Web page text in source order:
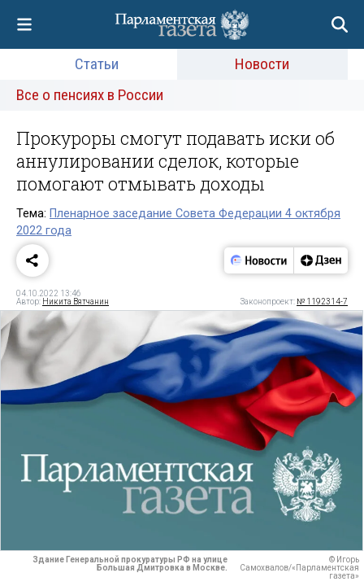
Статьи
Новости
Все о пенсиях в России
Прокуроры смогут подавать иски об
аннулировании сделок, которые
помогают отмывать доходы
Тема: Пленарное заседание Совета Федерации 4 октября
2022 года
04.10.2022 13:46
Автор: Никита Вятчанин Законопроект: № 1192314-7
Здание Генеральной прокуратуры РФ на улице
Большая Дмитровка в Москве.
© Игорь
Самохвалов/«Парламентская
газета»